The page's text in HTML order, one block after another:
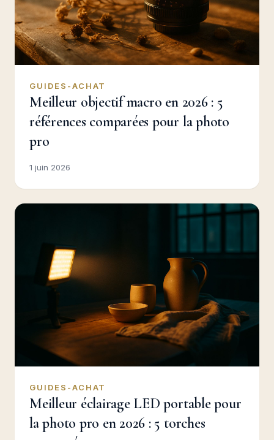
GUIDES-ACHAT
Meilleur objectif macro en 2026 : 5
références comparées pour la photo
pro
1 juin 2026
GUIDES-ACHAT
Meilleur éclairage LED portable pour
la photo pro en 2026 : 5 torches